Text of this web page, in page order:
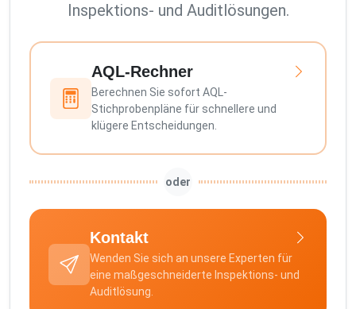
Inspektions- und Auditlösungen.
AQL-Rechner
Berechnen Sie sofort AQL-
Stichprobenpläne für schnellere und
klügere Entscheidungen.
oder
Kontakt
Wenden Sie sich an unsere Experten für
eine maßgeschneiderte Inspektions- und
Auditlösung.